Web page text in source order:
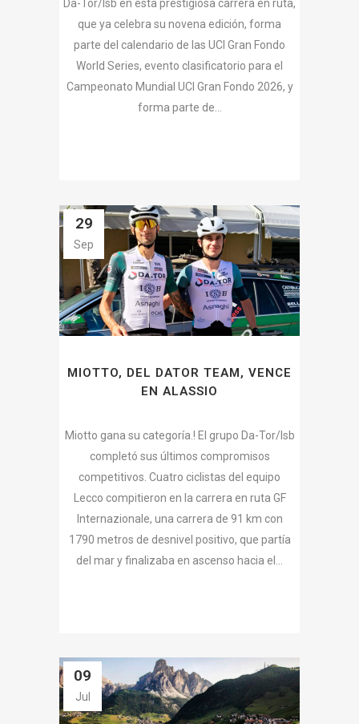
Da-Tor/Isb en esta prestigiosa carrera en ruta,
que ya celebra su novena edición, forma
parte del calendario de las UCI Gran Fondo
World Series, evento clasificatorio para el
Campeonato Mundial UCI Gran Fondo 2026, y
forma parte de...
29
Sep
MIOTTO, DEL DATOR TEAM, VENCE
EN ALASSIO
Miotto gana su categoría.! El grupo Da-Tor/Isb
completó sus últimos compromisos
competitivos. Cuatro ciclistas del equipo
Lecco compitieron en la carrera en ruta GF
Internazionale, una carrera de 91 km con
1790 metros de desnivel positivo, que partía
del mar y finalizaba en ascenso hacia el...
09
Jul